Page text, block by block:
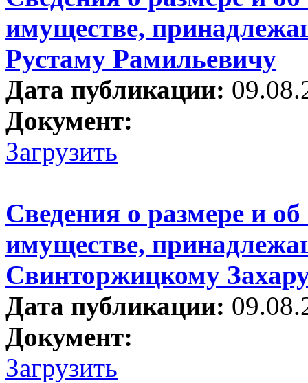
имуществе,
Рустаму Рамильевичу
Дата публикации:
Документ:
Загрузить
Сведения о размере и
имуществе,
Свинторжицкому
Дата публикации:
Документ:
Загрузить